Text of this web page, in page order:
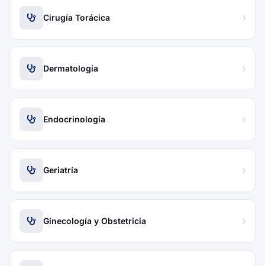
Cirugía Torácica
Dermatología
Endocrinología
Geriatría
Ginecología y Obstetricia